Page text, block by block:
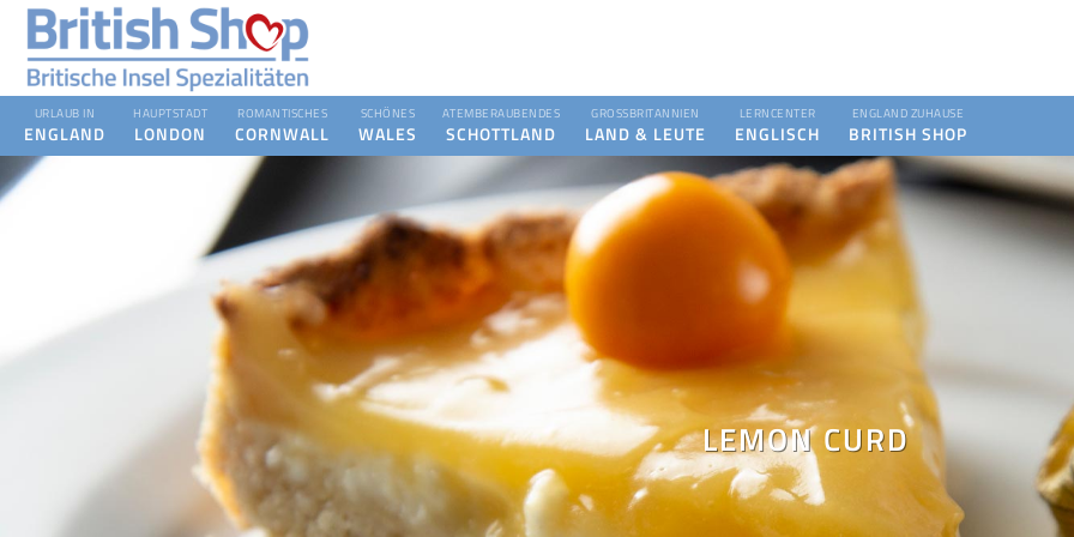
URLAUB IN
ENGLAND
HAUPTSTADT
LONDON
ROMANTISCHES
CORNWALL
SCHÖNES
WALES
ATEMBERAUBENDES
SCHOTTLAND
GROSSBRITANNIEN
LAND & LEUTE
LERNCENTER
ENGLISCH
ENGLAND ZUHAUSE
BRITISH SHOP
LEMON CURD